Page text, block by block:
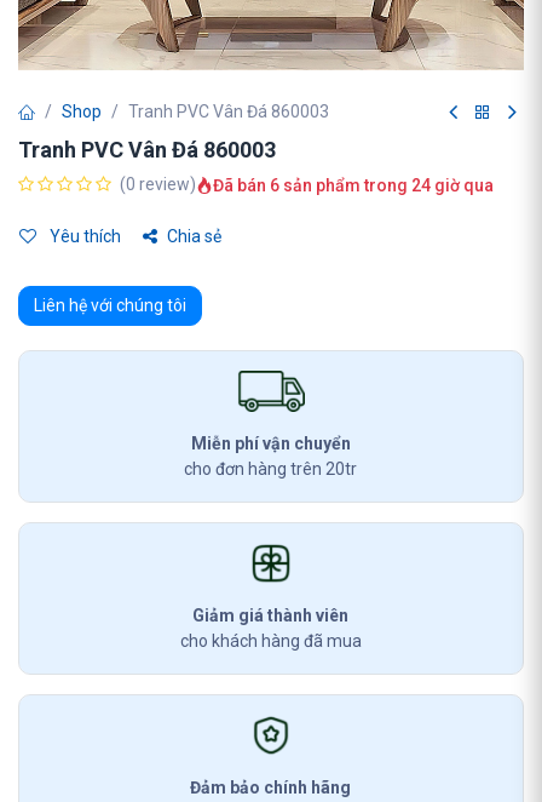
Shop Tranh PVC Vân Đá 860003
Tranh PVC Vân Đá 860003
(0 review) Đã bán 6 sản phẩm trong 24 giờ qua
Yêu thích Chia sẻ
Liên hệ với chúng tôi
Miễn phí vận chuyển
cho đơn hàng trên 20tr
Giảm giá thành viên
cho khách hàng đã mua
Đảm bảo chính hãng